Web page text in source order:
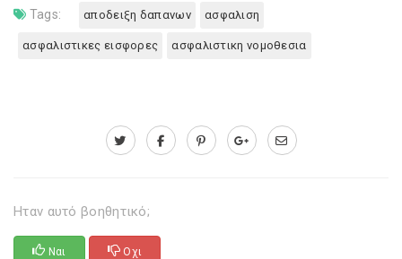
Tags: αποδειξη δαπανων ασφαλιση
ασφαλιστικες εισφορες ασφαλιστικη νομοθεσια
Ηταν αυτό βοηθητικό;
Ναι Οχι